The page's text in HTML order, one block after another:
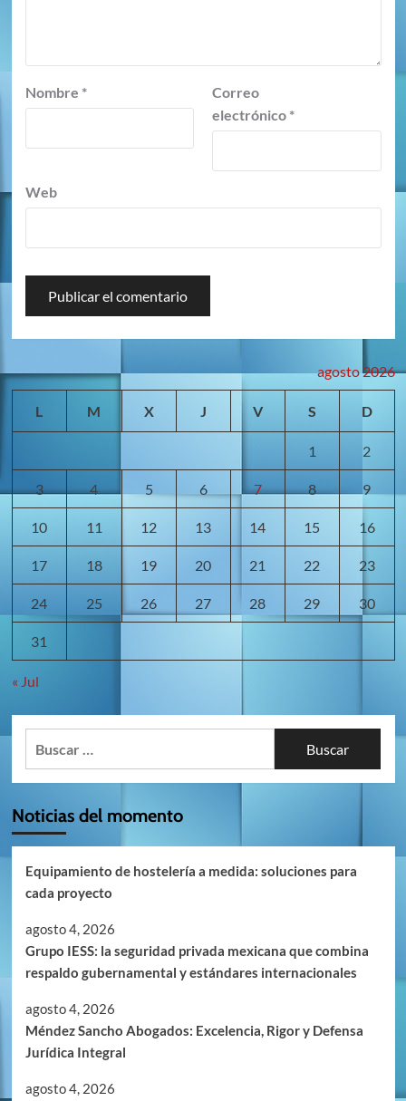
Nombre *
Correo
electrónico *
Web
agosto 2026
L M X J V S D
1 2
3 4 5 6 7 8 9
10 11 12 13 14 15 16
17 18 19 20 21 22 23
24 25 26 27 28 29 30
31
« Jul
Noticias del momento
Equipamiento de hostelería a medida: soluciones para
cada proyecto
agosto 4, 2026
Grupo IESS: la seguridad privada mexicana que combina
respaldo gubernamental y estándares internacionales
agosto 4, 2026
Méndez Sancho Abogados: Excelencia, Rigor y Defensa
Jurídica Integral
agosto 4, 2026